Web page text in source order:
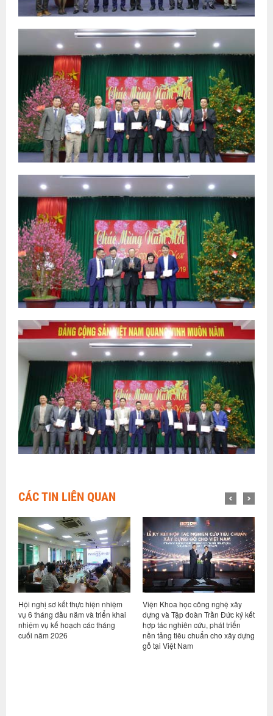
CÁC TIN LIÊN QUAN
Hội nghị sơ kết thực hiện nhiệm
vụ 6 tháng đầu năm và triển khai
nhiệm vụ kế hoạch các tháng
cuối năm 2026
Viện Khoa học công nghệ xây
dựng và Tập đoàn Trần Đức ký kết
hợp tác nghiên cứu, phát triển
nền tảng tiêu chuẩn cho xây dựng
gỗ tại Việt Nam